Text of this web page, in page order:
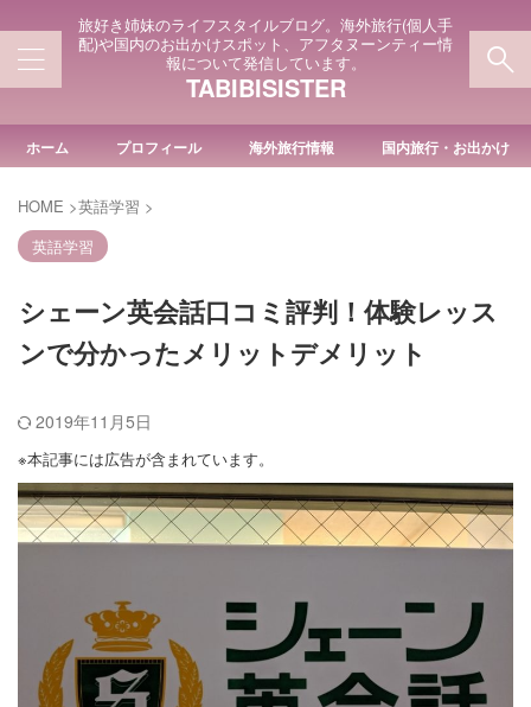
旅好き姉妹のライフスタイルブログ。海外旅行(個人手
配)や国内のお出かけスポット、アフタヌーンティー情
報について発信しています。
TABIBISISTER
ホーム プロフィール 海外旅行情報 国内旅行・お出かけ
HOME >英語学習 >
英語学習
シェーン英会話口コミ評判！体験レッス
ンで分かったメリットデメリット
2019年11月5日
※本記事には広告が含まれています。